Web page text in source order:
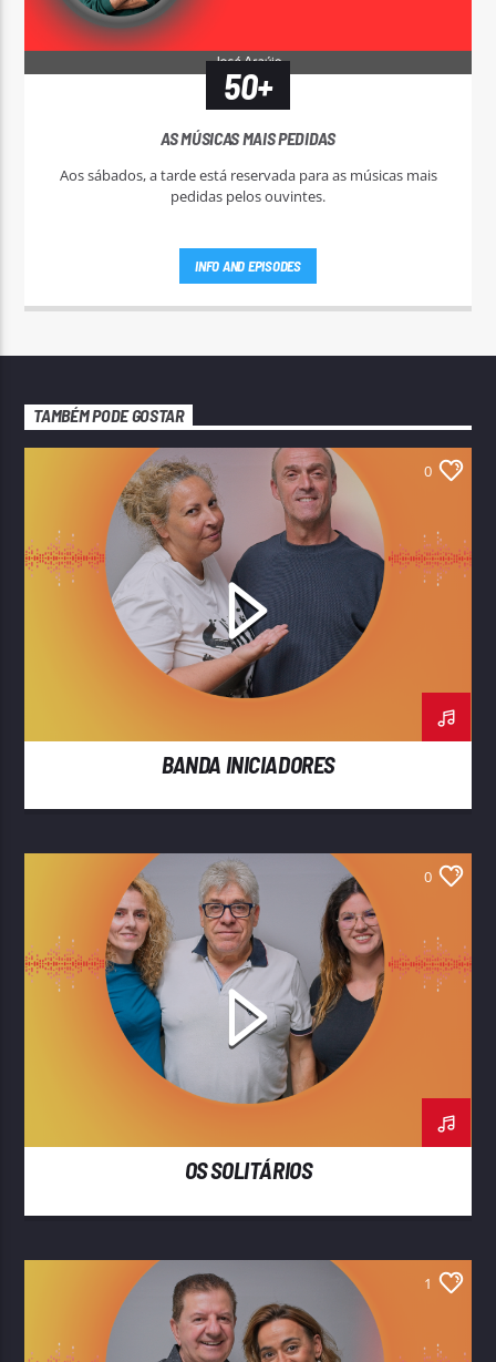
50+
AS MÚSICAS MAIS PEDIDAS
Aos sábados, a tarde está reservada para as músicas mais
pedidas pelos ouvintes.
INFO AND EPISODES
TAMBÉM PODE GOSTAR
0
BANDA INICIADORES
0
OS SOLITÁRIOS
1